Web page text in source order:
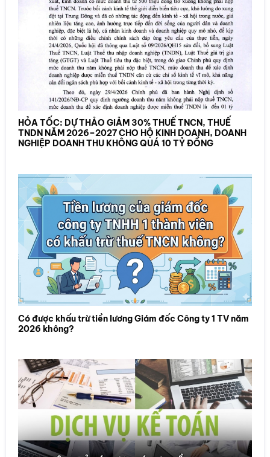
HỎA TỐC: DỰ THẢO GIẢM 30% THUẾ TNCN, THUẾ
TNDN NĂM 2026–2027 CHO HỘ KINH DOANH, DOANH
NGHIỆP DOANH THU KHÔNG QUÁ 10 TỶ ĐỒNG
Có được khấu trừ tiền lương Giám đốc Công ty 1 TV năm
2026 không?